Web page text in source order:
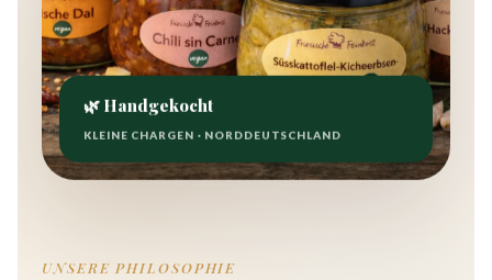
🌿 Handgekocht
UNSERE PHILOSOPHIE